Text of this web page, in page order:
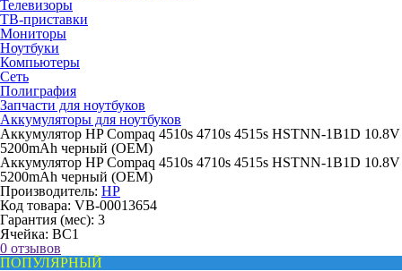
Телевизоры
ТВ-приставки
Мониторы
Ноутбуки
Компьютеры
Сеть
Полиграфия
Запчасти для ноутбуков
Аккумуляторы для ноутбуков
Аккумулятор HP Compaq 4510s 4710s 4515s HSTNN-1B1D 10.8V
5200mAh черный (OEM)
Аккумулятор HP Compaq 4510s 4710s 4515s HSTNN-1B1D 10.8V
5200mAh черный (OEM)
Производитель: HP
Код товара: VB-00013654
Гарантия (мес): 3
Ячейка: BC1
0 отзывов
ПОПУЛЯРНЫЙ